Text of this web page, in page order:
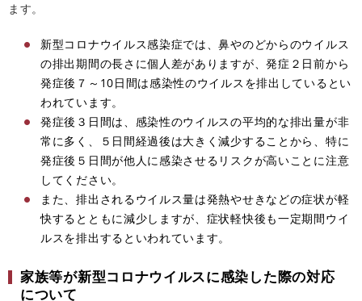
ます。
新型コロナウイルス感染症では、鼻やのどからのウイルス
の排出期間の長さに個人差がありますが、発症２日前から
発症後７～10日間は感染性のウイルスを排出しているとい
われています。
発症後３日間は、感染性のウイルスの平均的な排出量が非
常に多く、５日間経過後は大きく減少することから、特に
発症後５日間が他人に感染させるリスクが高いことに注意
してください。
また、排出されるウイルス量は発熱やせきなどの症状が軽
快するとともに減少しますが、症状軽快後も一定期間ウイ
ルスを排出するといわれています。
家族等が新型コロナウイルスに感染した際の対応
について